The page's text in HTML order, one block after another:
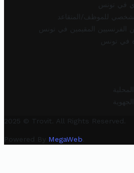
في تونس
للموظف/المتقاعد
الفرنسيين المقيمين في تونس
في تونس
2025 © Trovit. All Rights Reserved.
Powered By MegaWeb